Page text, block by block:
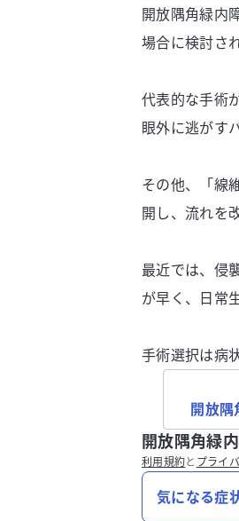
開放隅角緑内
場合に検討され
代表的な手術
眼外に逃がす
その他、「線
開し、流れを
最近では、侵
が早く、日常
手術選択は病
開放
開放隅角緑
利用規約と プライ
気になる症